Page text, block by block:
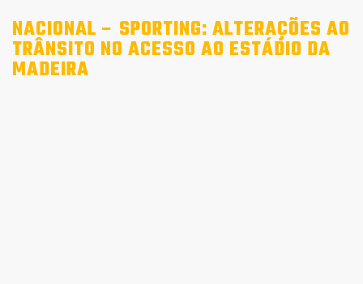
NACIONAL – SPORTING: ALTERAÇÕES AO
TRÂNSITO NO ACESSO AO ESTÁDIO DA
MADEIRA